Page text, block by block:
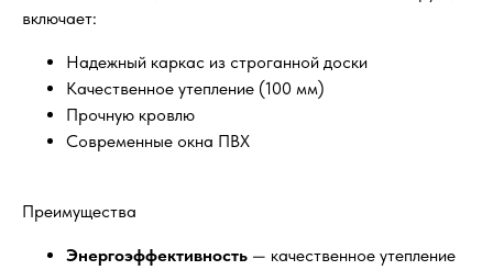
включает:
Надежный каркас из строганной доски
Качественное утепление (100 мм)
Прочную кровлю
Современные окна ПВХ
Преимущества
Энергоэффективность — качественное утепление